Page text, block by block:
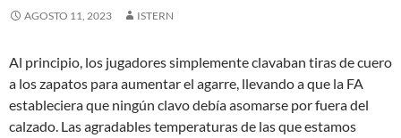
AGOSTO 11, 2023 ISTERN
Al principio, los jugadores simplemente clavaban tiras de cuero
a los zapatos para aumentar el agarre, llevando a que la FA
estableciera que ningún clavo debía asomarse por fuera del
calzado. Las agradables temperaturas de las que estamos